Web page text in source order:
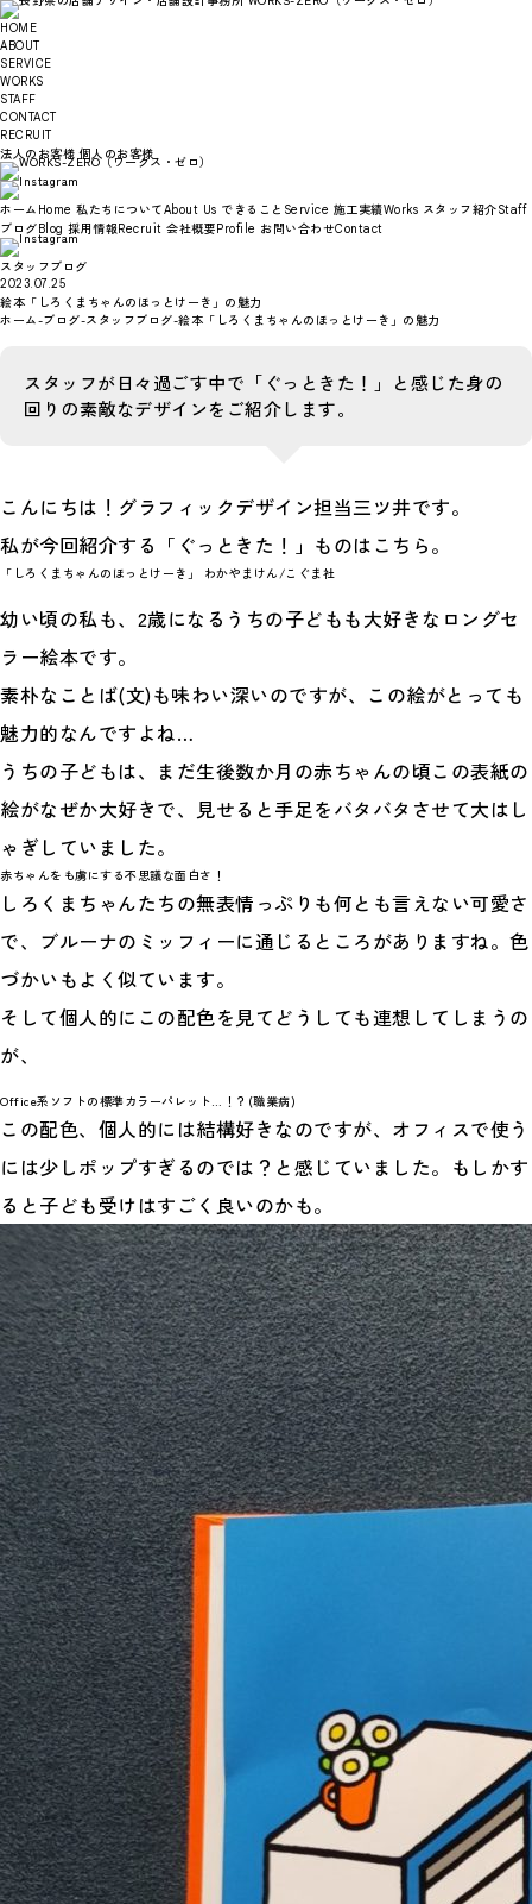
HOME
ABOUT
SERVICE
WORKS
STAFF
CONTACT
RECRUIT
法人のお客様 個人のお客様
ホーム Home 私たちについてAbout Us できること Service 施工実績Works スタッフ紹介Staff
ブログBlog 採用情報Recruit 会社概要Profile お問い合わせContact
スタッフブログ
2023.07.25
絵本「しろくまちゃんのほっとけーき」の魅力
ホーム-ブログ-スタッフブログ-絵本「しろくまちゃんのほっとけーき」の魅力
スタッフが日々過ごす中で「ぐっときた！」と感じた身の
回りの素敵なデザインをご紹介します。
こんにちは！グラフィックデザイン担当三ツ井です。
私が今回紹介する「ぐっときた！」ものはこちら。
「しろくまちゃんのほっとけーき」 わかやまけん/こぐま社
幼い頃の私も、2歳になるうちの子どもも大好きなロングセ
ラー絵本です。
素朴なことば(文)も味わい深いのですが、この絵がとっても
魅力的なんですよね…
うちの子どもは、まだ生後数か月の赤ちゃんの頃この表紙の
絵がなぜか大好きで、見せると手足をバタバタさせて大はし
ゃぎしていました。
赤ちゃんをも虜にする不思議な面白さ！
しろくまちゃんたちの無表情っぷりも何とも言えない可愛さ
で、ブルーナのミッフィーに通じるところがありますね。色
づかいもよく似ています。
そして個人的にこの配色を見てどうしても連想してしまうの
が、
Office系ソフトの標準カラーパレット…！？(職業病)
この配色、個人的には結構好きなのですが、オフィスで使う
には少しポップすぎるのでは？と感じていました。もしかす
ると子ども受けはすごく良いのかも。